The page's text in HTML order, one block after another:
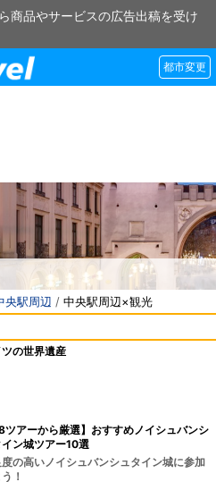
商品やサービスの広告出稿を受け
都市変更
央駅周辺 / 中央駅周辺×観光
ツの世界遺産
ツアーから厳選】おすすめノイシュバンシ
イン城ツアー10選
の高いノイシュバンシュタイン城に参加
！